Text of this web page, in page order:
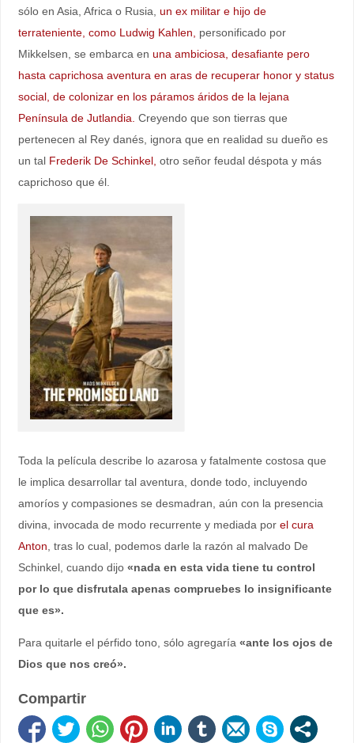
sólo en Asia, Africa o Rusia, un ex militar e hijo de
terrateniente, como Ludwig Kahlen,
personificado por
Mikkelsen, se embarca en una ambiciosa, desafiante pero
hasta caprichosa aventura en aras de recuperar honor y status
social, de colonizar en los páramos áridos de la lejana
Península de Jutlandia. Creyendo que son tierras que
pertenecen al Rey danés, ignora que en realidad su dueño es
un tal Frederik De Schinkel, otro señor feudal déspota y más
caprichoso que él.
Toda la película describe lo azarosa y fatalmente costosa que
le implica desarrollar tal aventura, donde todo, incluyendo
amoríos y compasiones se desmadran, aún con la presencia
divina, invocada de modo recurrente y mediada por el cura
Anton , tras lo cual, podemos darle la razón al malvado De
Schinkel, cuando dijo «nada en esta vida tiene tu control
por lo que disfrutala apenas compruebes lo insignificante
que es».
Para quitarle el pérfido tono, sólo agregaría «ante los ojos de
Dios que nos creó».
Compartir